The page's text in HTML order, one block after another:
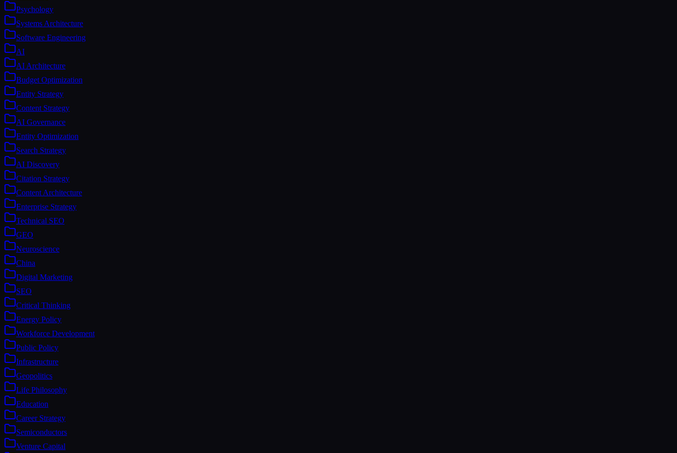
Psychology
Systems Architecture
Software Engineering
AI
AI Architecture
Budget Optimization
Entity Strategy
Content Strategy
AI Governance
Entity Optimization
Search Strategy
AI Discovery
Citation Strategy
Content Architecture
Enterprise Strategy
Technical SEO
GEO
Neuroscience
China
Digital Marketing
SEO
Critical Thinking
Energy Policy
Workforce Development
Public Policy
Infrastructure
Geopolitics
Life Philosophy
Education
Career Strategy
Semiconductors
Venture Capital